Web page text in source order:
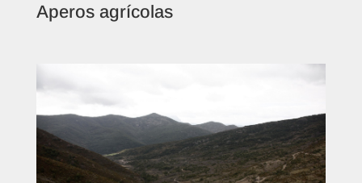
Aperos agrícolas